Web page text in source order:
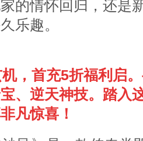
的情怀回归，还是
乐趣。
，首充5折福利启
、逆天神技。踏入
凡惊喜！